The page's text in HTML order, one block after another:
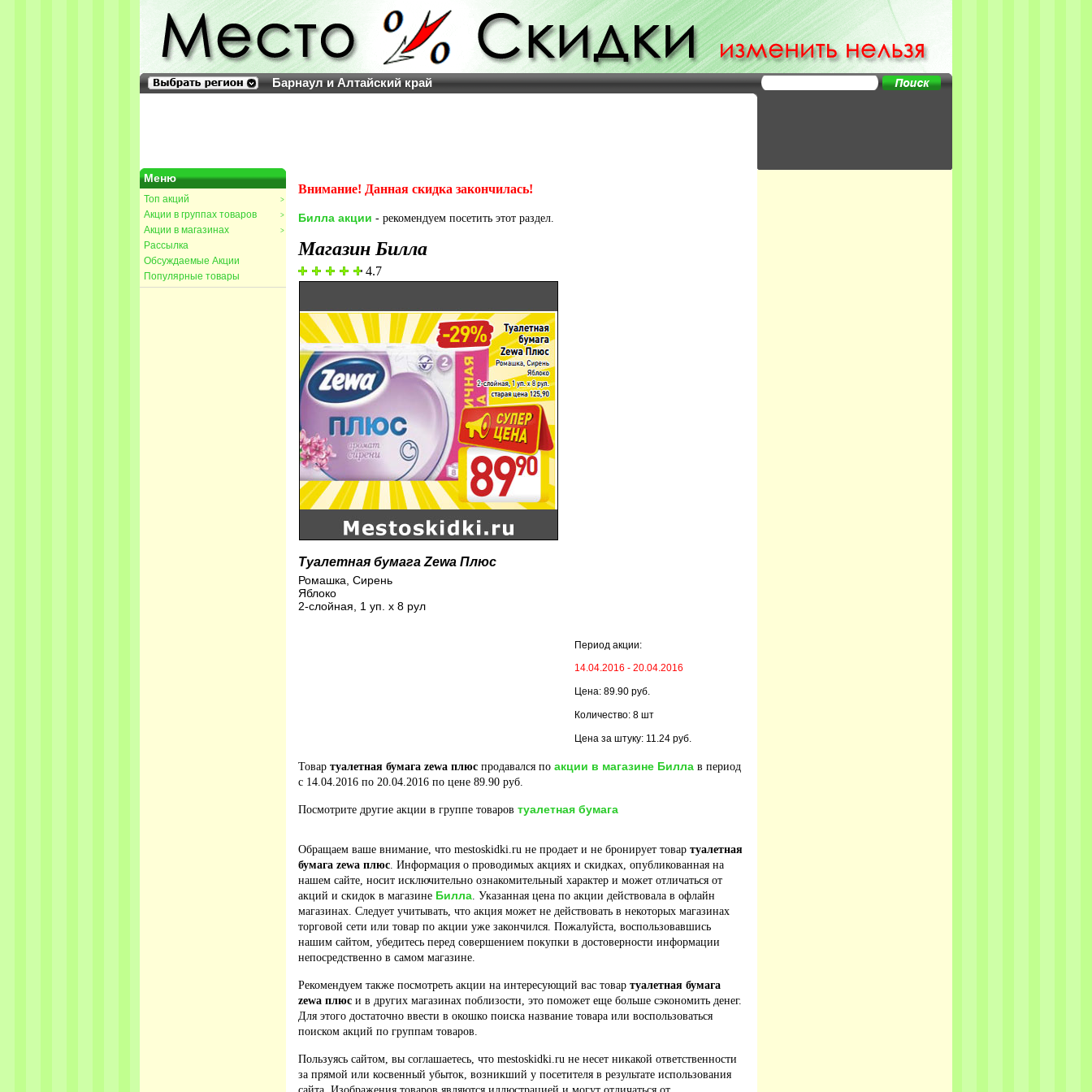
Барнаул и Алтайский край
Меню
>
Топ акций
>
Акции в группах товаров
>
Акции в магазинах
Рассылка
Обсуждаемые Акции
Популярные товары
Внимание! Данная скидка закончилась!
Билла акции - рекомендуем посетить этот раздел.
Магазин Билла
4.7
Туалетная бумага Zewa Плюс
Ромашка, Сирень
Яблоко
2-слойная, 1 уп. х 8 рул
Период акции:
14.04.2016 - 20.04.2016
Цена: 89.90 руб.
Количество: 8 шт
Цена за штуку: 11.24 руб.
Товар туалетная бумага zewa плюс продавался по акции в магазине Билла в период
с 14.04.2016 по 20.04.2016 по цене 89.90 руб.
Посмотрите другие акции в группе товаров туалетная бумага
Обращаем ваше внимание, что mestoskidki.ru не продает и не бронирует товар туалетная
бумага zewa плюс. Информация о проводимых акциях и скидках, опубликованная на
нашем сайте, носит исключительно ознакомительный характер и может отличаться от
акций и скидок в магазине Билла. Указанная цена по акции действовала в офлайн
магазинах. Следует учитывать, что акция может не действовать в некоторых магазинах
торговой сети или товар по акции уже закончился. Пожалуйста, воспользовавшись
нашим сайтом, убедитесь перед совершением покупки в достоверности информации
непосредственно в самом магазине.
Рекомендуем также посмотреть акции на интересующий вас товар туалетная бумага
zewa плюс и в других магазинах поблизости, это поможет еще больше сэкономить денег.
Для этого достаточно ввести в окошко поиска название товара или воспользоваться
поиском акций по группам товаров.
Пользуясь сайтом, вы соглашаетесь, что mestoskidki.ru не несет никакой ответственности
за прямой или косвенный убыток, возникший у посетителя в результате использования